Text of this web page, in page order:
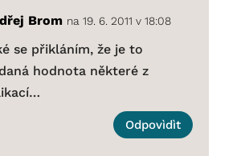
Brom na 19. 6. 2011 v 18:08
se přikláním, že je to
hodnota některé z
Odpovìdìt